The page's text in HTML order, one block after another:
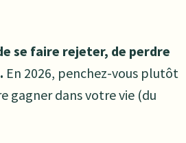
se faire rejeter, de perdre
En 2026, penchez-vous plutôt
gagner dans votre vie (du